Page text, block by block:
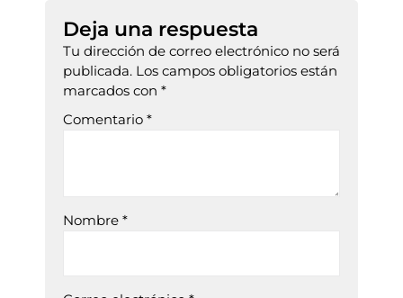
Deja una respuesta
Tu dirección de correo electrónico no será
publicada. Los campos obligatorios están
marcados con *
Comentario *
Nombre *